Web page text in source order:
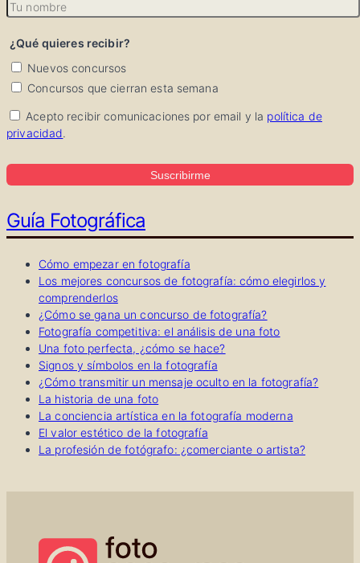
¿Qué quieres recibir?
Nuevos concursos
Concursos que cierran esta semana
Acepto recibir comunicaciones por email y la política de
privacidad.
Suscribirme
Guía Fotográfica
Cómo empezar en fotografía
Los mejores concursos de fotografía: cómo elegirlos y
comprenderlos
¿Cómo se gana un concurso de fotografía?
Fotografía competitiva: el análisis de una foto
Una foto perfecta, ¿cómo se hace?
Signos y símbolos en la fotografía
¿Cómo transmitir un mensaje oculto en la fotografía?
La historia de una foto
La conciencia artística en la fotografía moderna
El valor estético de la fotografía
La profesión de fotógrafo: ¿comerciante o artista?